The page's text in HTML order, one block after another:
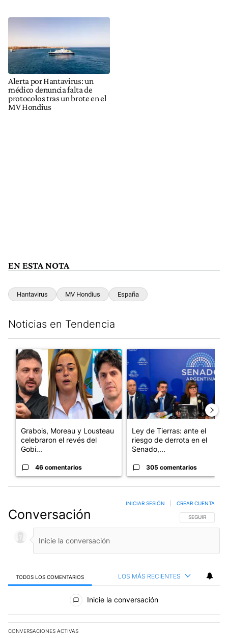
Alerta por Hantavirus: un
médico denuncia falta de
protocolos tras un brote en el
MV Hondius
EN ESTA NOTA
Hantavirus MV Hondius España
Noticias en Tendencia
Un artículo de tendencia con el título "Grabois, Moreau y
Grabois, Moreau y Lousteau
celebraron el revés del
Gobi...
46 comentarios
Un artículo de tendencia con
Ley de Tierras: ante el
riesgo de derrota en el
Senado,...
305 comentarios
Conversación SIGA ESTA
SEGUIR
INICIAR SESIÓN CREAR CUENTA
TODOS LOS COMENTARIOS LOS MÁS RECIENTES
Todos los comentarios
Inicie la conversación
CONVERSACIONES ACTIVAS